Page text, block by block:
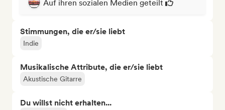
Auf ihren sozialen Medien geteilt
Stimmungen, die er/sie liebt
Indie
Musikalische Attribute, die er/sie liebt
Akustische Gitarre
Du willst nicht erhalten...